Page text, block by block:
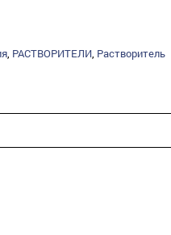
, РАСТВОРИТЕЛИ, Растворитель